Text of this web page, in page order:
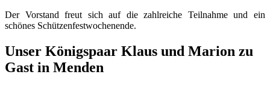
Der Vorstand freut sich auf die zahlreiche Teilnahme und ein
schönes Schützenfestwochenende.
Unser Königspaar Klaus und Marion zu
Gast in Menden